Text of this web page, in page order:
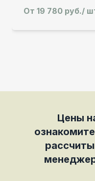
От72
Цены